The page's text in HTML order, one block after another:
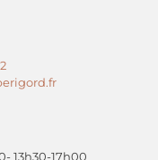
13h30-17h00